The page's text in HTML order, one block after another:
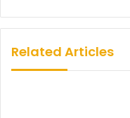
Related Articles